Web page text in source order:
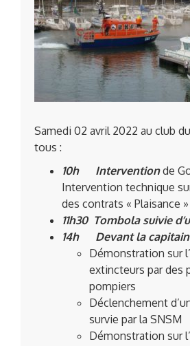
Samedi 02 avril 2022 au club
tous :
10h Interventionde
Intervention technique
des contrats « Plaisance »
11h30 Tombola suivie
14h Devant la
Démonstration sur
extincteurs par des
pompiers
Déclenchement
survie par la SNSM
Démonstration sur